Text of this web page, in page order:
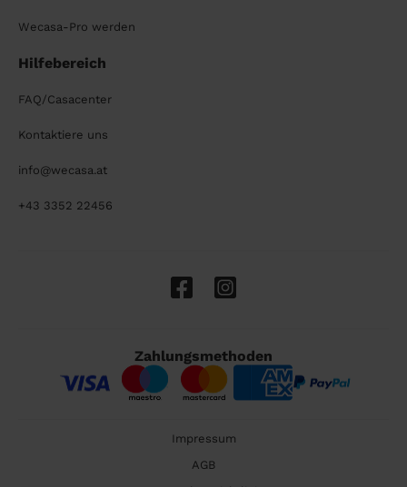
Wecasa-Pro werden
Hilfebereich
FAQ/Casacenter
Kontaktiere uns
info@wecasa.at
+43 3352 22456
Zahlungsmethoden
Impressum
AGB